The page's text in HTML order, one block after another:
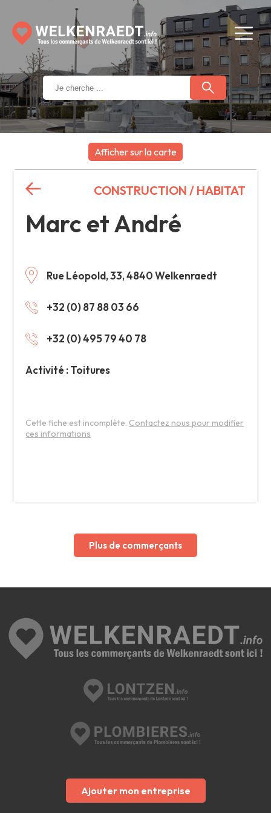
Afficher sur la carte
Marc et André
Rue Léopold, 33, 4840 Welkenraedt
+32 (0) 87 88 03 66
+32 (0) 495 79 40 78
Activité : Toitures
CONSTRUCTION / HABITAT
Cette fiche est incomplète. Contactez nous pour modifier
ces informations
+
−
Plus de commerçants
Ajouter mon entreprise